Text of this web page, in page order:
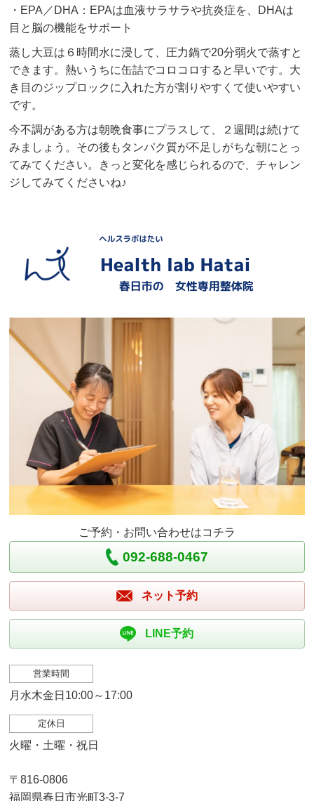
・EPA／DHA：EPAは血液サラサラや抗炎症を、DHAは
目と脳の機能をサポート
蒸し大豆は６時間水に浸して、圧力鍋で20分弱火で蒸すと
できます。熱いうちに缶詰でコロコロすると早いです。大
き目のジップロックに入れた方が割りやすくて使いやすい
です。
今不調がある方は朝晩食事にプラスして、２週間は続けて
みましょう。その後もタンパク質が不足しがちな朝にとっ
てみてください。きっと変化を感じられるので、チャレン
ジしてみてくださいね♪
ご予約・お問い合わせはコチラ
092-688-0467
ネット予約
LINE予約
営業時間
月水木金日10:00～17:00
定休日
火曜・土曜・祝日
〒816-0806
福岡県春日市光町3-3-7